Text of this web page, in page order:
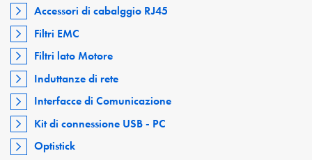
Accessori di cabalggio RJ45
Filtri EMC
Filtri lato Motore
Induttanze di rete
Interfacce di Comunicazione
Kit di connessione USB - PC
Optistick